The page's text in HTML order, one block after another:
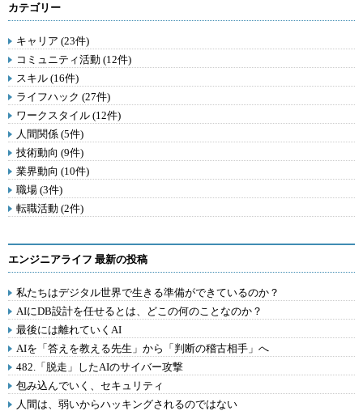
カテゴリー
キャリア (23件)
コミュニティ活動 (12件)
スキル (16件)
ライフハック (27件)
ワークスタイル (12件)
人間関係 (5件)
技術動向 (9件)
業界動向 (10件)
職場 (3件)
転職活動 (2件)
エンジニアライフ 最新の投稿
私たちはデジタル世界で生きる準備ができているのか？
AIにDB設計を任せるとは、どこの何のことなのか？
最後には離れていくAI
AIを「答えを教える先生」から「判断の稽古相手」へ
482.「脱走」したAIのサイバー攻撃
包み込んでいく、セキュリティ
人間は、弱いからハッキングされるのではない